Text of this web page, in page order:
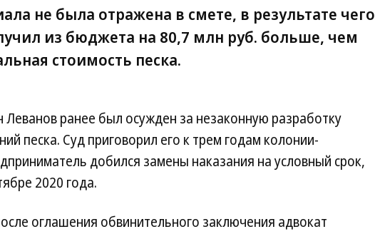
не была отражена в смете, в результате чего
из бюджета на 80,7 млн руб. больше, чем
стоимость песка.
ранее был осужден за незаконную разработку
песка. Суд приговорил его к трем годам колонии-
добился замены наказания на условный срок,
2020 года.
оглашения обвинительного заключения адвокат